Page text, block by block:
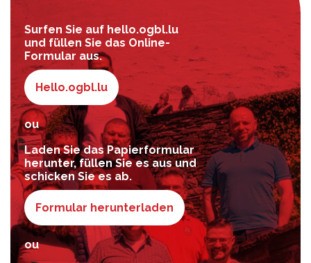
Surfen Sie auf hello.ogbl.lu
und füllen Sie das Online-
Formular aus.
Hello.ogbl.lu
ou
Laden Sie das Papierformular
herunter, füllen Sie es aus und
schicken Sie es ab.
Formular herunterladen
ou